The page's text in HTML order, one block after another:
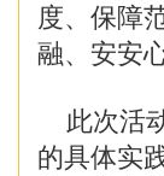
度、保障
融、安安
此次活
的具体实